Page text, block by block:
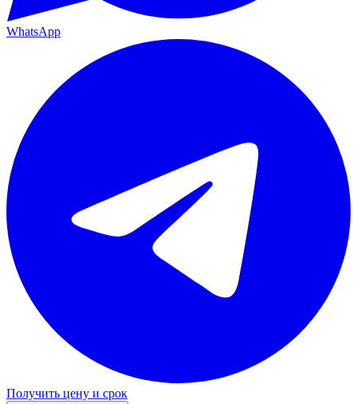
WhatsApp
Получить цену и срок